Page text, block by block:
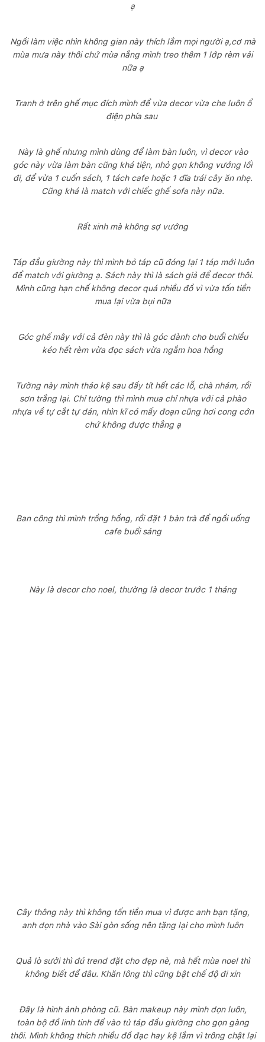
ạ
Ngồi làm việc nhìn không gian này thích lắm mọi người ạ,cơ mà
mùa mưa này thôi chứ mùa nắng mình treo thêm 1 lớp rèm vải
nữa ạ
Tranh ở trên ghế mục đích mình để vừa decor vừa che luôn ổ
điện phía sau
Này là ghế nhưng mình dùng để làm bàn luôn, vì decor vào
góc này vừa làm bàn cũng khá tiện, nhỏ gọn không vướng lối
đi, để vừa 1 cuốn sách, 1 tách cafe hoặc 1 dĩa trái cây ăn nhẹ.
Cũng khá là match với chiếc ghế sofa này nữa.
Rất xinh mà không sợ vướng
Táp đầu giường này thì mình bỏ táp cũ đóng lại 1 táp mới luôn
để match với giường ạ. Sách này thì là sách giả để decor thôi.
Mình cũng hạn chế không decor quá nhiều đồ vì vừa tốn tiền
mua lại vừa bụi nữa
Góc ghế mây với cả đèn này thì là góc dành cho buổi chiều
kéo hết rèm vừa đọc sách vừa ngắm hoa hồng
Tường này mình tháo kệ sau đấy tít hết các lỗ, chà nhám, rồi
sơn trắng lại. Chỉ tường thì mình mua chỉ nhựa với cả phào
nhựa về tự cắt tự dán, nhìn kĩ có mấy đoạn cũng hơi cong cớn
chứ không được thẳng ạ
Ban công thì mình trồng hồng, rồi đặt 1 bàn trà để ngồi uống
cafe buổi sáng
Này là decor cho noel, thường là decor trước 1 tháng
Cây thông này thì không tốn tiền mua vì được anh bạn tặng,
anh dọn nhà vào Sài gòn sống nên tặng lại cho mình luôn
Quả lò sưởi thì đú trend đặt cho đẹp nè, mà hết mùa noel thì
không biết để đâu. Khăn lông thì cũng bật chế độ đi xin
Đây là hình ảnh phòng cũ. Bàn makeup này mình dọn luôn,
toàn bộ đồ linh tinh để vào tủ táp đầu giường cho gọn gàng
thôi. Mình không thích nhiều đồ đạc hay kệ lắm vì trông chật lại